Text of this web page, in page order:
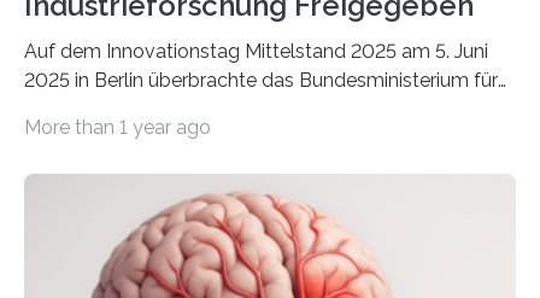
Auf dem Innovationstag Mittelstand 2025 am 5. Juni
2025 in Berlin überbrachte das Bundesministerium für
Überplanmäßige Verpflichtungsermächtigungen in
Woche vom Haushaltsausschuss freigegeben – unter
anderem zur Unterstützung der
Industrieforschungsprogramme Industrielle
Gemeinschaftsforschung (IGF), Zentrales
More than 1 year ago